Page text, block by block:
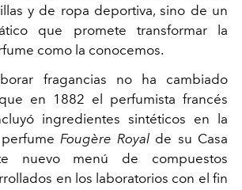
y de ropa deportiva, sino de un
que promete transformar la
como la conocemos.
fragancias no ha cambiado
en 1882 el perfumista francés
ingredientes sintéticos en la
Fougère Royal de su Casa
nuevo menú de compuestos
en los laboratorios con el fin